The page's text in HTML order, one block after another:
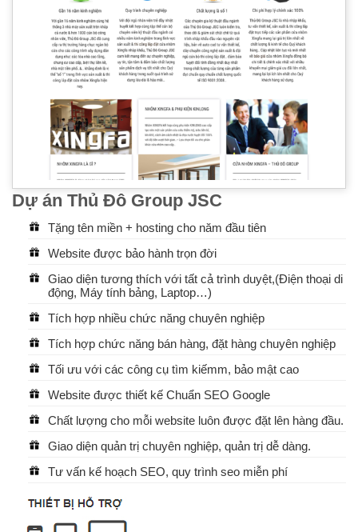
Dự án Thủ Đô Group JSC
Tặng tên miền + hosting cho năm đầu tiên
Website được bảo hành trọn đời
Giao diện tương thích với tất cả trình duyệt,(Điện thoại di
động, Máy tính bảng, Laptop…)
Tích hợp nhiều chức năng chuyên nghiệp
Tích hợp chức năng bán hàng, đặt hàng chuyên nghiệp
Tối ưu với các công cụ tìm kiếmm, bảo mật cao
Website được thiết kế Chuẩn SEO Google
Chất lượng cho mỗi website luôn được đặt lên hàng đầu.
Giao diện quản trị chuyên nghiệp, quản trị dễ dàng.
Tư vấn kế hoạch SEO, quy trình seo miễn phí